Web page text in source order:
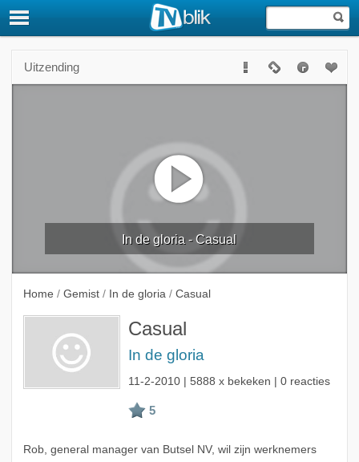
Uitzending
In de gloria - Casual
Home / Gemist / In de gloria / Casual
Casual
In de gloria
11-2-2010| 5888 x bekeken | 0 reacties
Rob, general manager van Butsel NV, wil zijn werknemers